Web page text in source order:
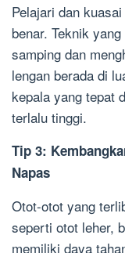
Pelajari dan
benar. Teknik
samping dan
lengan berada di
kepala yang tepat
terlalu tinggi.
Tip 3:
Napas
Otot-otot yang
seperti otot leher,
memiliki daya